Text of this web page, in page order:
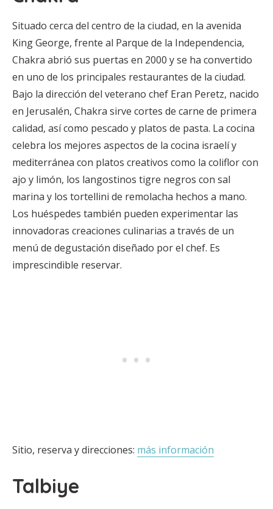
Situado cerca del centro de la ciudad, en la avenida
King George, frente al Parque de la Independencia,
Chakra abrió sus puertas en 2000 y se ha convertido
en uno de los principales restaurantes de la ciudad.
Bajo la dirección del veterano chef Eran Peretz, nacido
en Jerusalén, Chakra sirve cortes de carne de primera
calidad, así como pescado y platos de pasta. La cocina
celebra los mejores aspectos de la cocina israelí y
mediterránea con platos creativos como la coliflor con
ajo y limón, los langostinos tigre negros con sal
marina y los tortellini de remolacha hechos a mano.
Los huéspedes también pueden experimentar las
innovadoras creaciones culinarias a través de un
menú de degustación diseñado por el chef. Es
imprescindible reservar.
Sitio, reserva y direcciones: más información
Talbiye